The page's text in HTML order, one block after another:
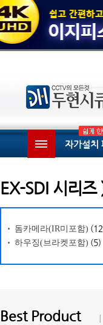
자가설치
EX-SDI 시리즈
돔카메라(IR미포함)
하우징(브라켓포함) (5)
Best Product